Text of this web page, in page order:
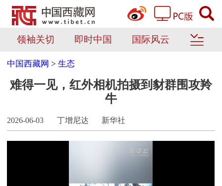
领袖关切 即时中国 国际风云
中国西藏网 >生态
难得一见，红外相机拍摄到豺群围攻羚
牛
2026-06-03 丁增尼达 新华社